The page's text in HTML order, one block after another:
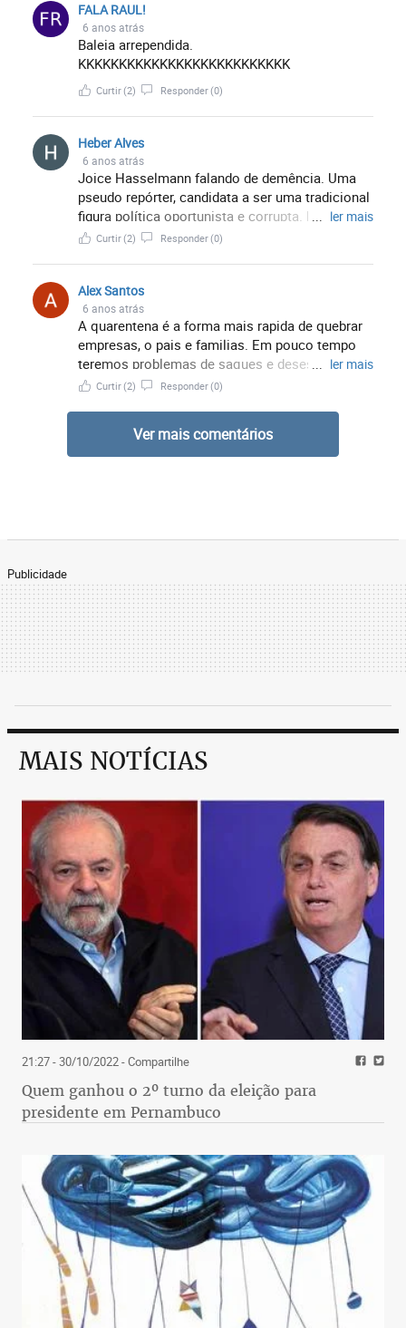
FALA RAUL!
6 anos atrás
Baleia arrependida.
KKKKKKKKKKKKKKKKKKKKKKKKKK
Curtir(2) Responder(0)
Heber Alves
6 anos atrás
Joice Hasselmann falando de demência. Uma
pseudo repórter, candidata a ser uma tradicional
figura política oportunista e corrupta. De fato o
Bolsonaro está longe de ser o presidente que
escrúpulos!!! A Joice, TV Globo, Petralhas estão
longe deste perfil.
... ler mais
Curtir(2) Responder(0)
Alex Santos
6 anos atrás
A quarentena é a forma mais rapida de quebrar
empresas, o pais e familias. Em pouco tempo
teremos problemas de saques e desespero.
Testar a todos e isolar os positivos para
apresentar os sintomas. O isolamento torna se
entao duplamente ruim.
... ler mais
Curtir(2) Responder(0)
Ver mais comentários
Publicidade
MAIS NOTÍCIAS
21:27 - 30/10/2022- Compartilhe
Quem ganhou o 2º turno da eleição para
presidente em Pernambuco